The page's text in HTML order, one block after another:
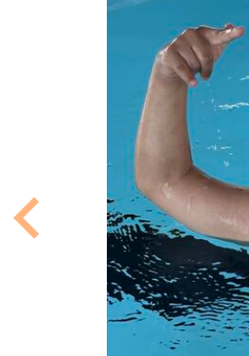
Previous